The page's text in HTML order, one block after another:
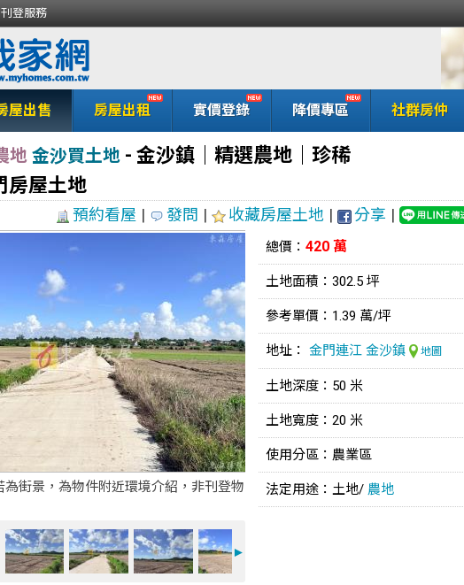
刊登服務
屋出售 房屋出租 實價登錄 降價專區 社群房仲
地 金沙買土地 - 金沙鎮｜精選農地｜珍稀
房屋土地
預約看屋 | 發問 | 收藏房屋土地 | 分享 |
為街景，為物件附近環境介紹，非刊登物
►
總價： 420 萬
土地面積：302.5 坪
參考單價：1.39 萬/坪
地址： 金門連江 金沙鎮 地圖
土地深度：50 米
土地寬度：20 米
使用分區：農業區
法定用途：土地/ 農地